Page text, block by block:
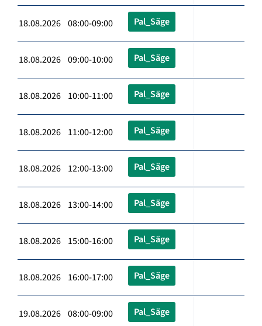
18.08.2026 08:00-09:00 Pal_Säge
18.08.2026 09:00-10:00 Pal_Säge
18.08.2026 10:00-11:00 Pal_Säge
18.08.2026 11:00-12:00 Pal_Säge
18.08.2026 12:00-13:00 Pal_Säge
18.08.2026 13:00-14:00 Pal_Säge
18.08.2026 15:00-16:00 Pal_Säge
18.08.2026 16:00-17:00 Pal_Säge
19.08.2026 08:00-09:00 Pal_Säge